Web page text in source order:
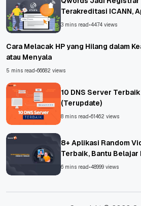
Terakreditasi ICANN,
Untungnya?
3 mins read•4474 views
Cara Melacak HP yang Hilang dalam
atau Menyala
5 mins read•66682 views
10 DNS Server
(Terupdate)
8 mins read•61462 views
8+ Aplikasi Random
Terbaik, Bantu Belajar
Asing!
6 mins read•48999 views